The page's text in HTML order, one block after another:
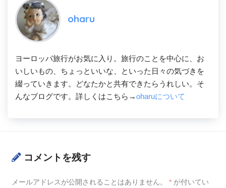
oharu
ヨーロッパ旅行がお気に入り。旅行のことを中心に、お
いしいもの、ちょっといいな、といった日々の気づきを
綴っていきます。どなたかと共有できたらうれしい。そ
んなブログです。詳しくはこちら→oharuについて
コメントを残す
メールアドレスが公開されることはありません。 * が付いてい